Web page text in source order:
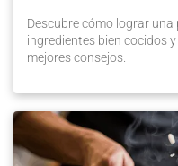
Descubre cómo lograr
ingredientes bien cocidos
mejores consejos.